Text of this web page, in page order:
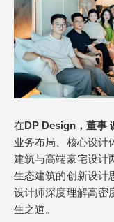
在DP Design，董事
业务布局、核心设计
建筑与高端豪宅设计
生态建筑的创新设计
设计师深度理解高密
生之道。